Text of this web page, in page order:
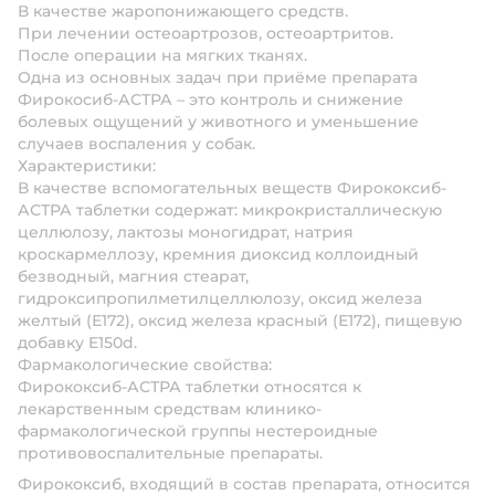
В качестве жаропонижающего средств.
При лечении остеоартрозов, остеоартритов.
После операции на мягких тканях.
Одна из основных задач при приёме препарата
Фирокосиб-АСТРА – это контроль и снижение
болевых ощущений у животного и уменьшение
случаев воспаления у собак.
Характеристики:
В качестве вспомогательных веществ Фирококсиб-
АСТРА таблетки содержат: микрокристаллическую
целлюлозу, лактозы моногидрат, натрия
кроскармеллозу, кремния диоксид коллоидный
безводный, магния стеарат,
гидроксипропилметилцеллюлозу, оксид железа
желтый (Е172), оксид железа красный (Е172), пищевую
добавку E150d.
Фармакологические свойства:
Фирококсиб-АСТРА таблетки относятся к
лекарственным средствам клинико-
фармакологической группы нестероидные
противовоспалительные препараты.
Фирококсиб, входящий в состав препарата, относится